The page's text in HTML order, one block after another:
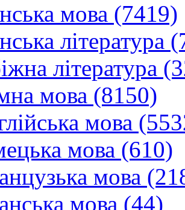
мова (7419)
література
література
мова (8150)
мова
мова (610)
мова
мова (44)